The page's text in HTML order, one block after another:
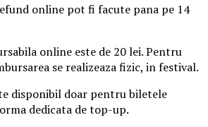
online pot fi facute pana pe 14
online este de 20 lei. Pentru
se realizeaza fizic, in festival.
disponibil doar pentru biletele
dedicata de top-up.